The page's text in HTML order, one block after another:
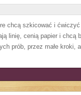
chcą szkicować i
linię, cenią papier i chcą
prób, przez małe kroki,